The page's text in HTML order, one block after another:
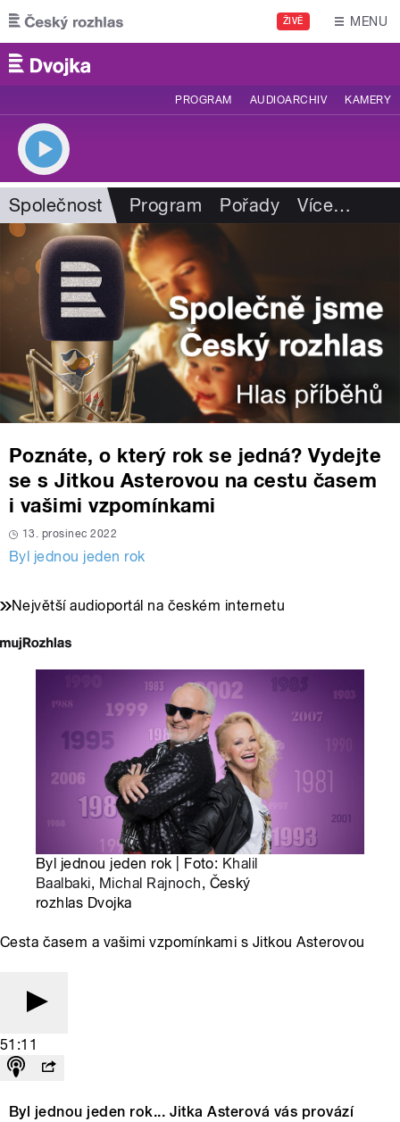
Přejít k hlavnímu obsahu
ŽIVĚ MENU
PROGRAM AUDIOARCHIV KAMERY
Společnost Program Pořady Více…
Poznáte, o který rok se jedná? Vydejte
se s Jitkou Asterovou na cestu časem
i vašimi vzpomínkami
13. prosinec 2022
Byl jednou jeden rok
Největší audioportál na českém internetu
Byl jednou jeden rok | Foto: Khalil
Baalbaki, Michal Rajnoch, Český
rozhlas Dvojka
Cesta časem a vašimi vzpomínkami s Jitkou Asterovou
51:11
Byl jednou jeden rok... Jitka Asterová vás provází